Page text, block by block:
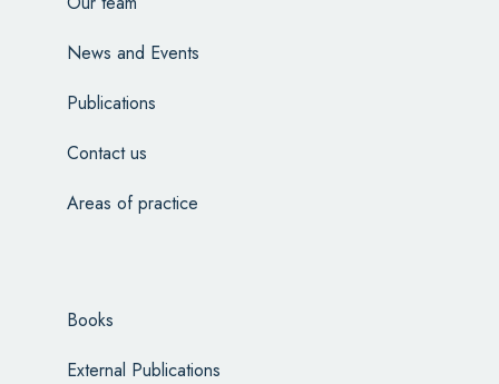
News and Events
Publications
Contact us
Areas of practice
Books
External Publications